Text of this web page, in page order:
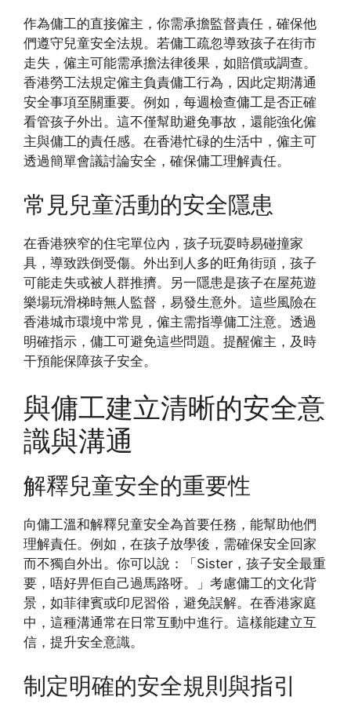
作為傭工的直接僱主，你需承擔監督責任，確保他
們遵守兒童安全法規。若傭工疏忽導致孩子在街市
走失，僱主可能需承擔法律後果，如賠償或調查。
香港勞工法規定僱主負責傭工行為，因此定期溝通
安全事項至關重要。例如，每週檢查傭工是否正確
看管孩子外出。這不僅幫助避免事故，還能強化僱
主與傭工的責任感。在香港忙碌的生活中，僱主可
透過簡單會議討論安全，確保傭工理解責任。
常見兒童活動的安全隱患
在香港狹窄的住宅單位內，孩子玩耍時易碰撞家
具，導致跌倒受傷。外出到人多的旺角街頭，孩子
可能走失或被人群推擠。另一隱患是孩子在屋苑遊
樂場玩滑梯時無人監督，易發生意外。這些風險在
香港城市環境中常見，僱主需指導傭工注意。透過
明確指示，傭工可避免這些問題。提醒僱主，及時
干預能保障孩子安全。
與傭工建立清晰的安全意
識與溝通
解釋兒童安全的重要性
向傭工溫和解釋兒童安全為首要任務，能幫助他們
理解責任。例如，在孩子放學後，需確保安全回家
而不獨自外出。你可以說：「Sister，孩子安全最重
要，唔好畀佢自己過馬路呀。」考慮傭工的文化背
景，如菲律賓或印尼習俗，避免誤解。在香港家庭
中，這種溝通常在日常互動中進行。這樣能建立互
信，提升安全意識。
制定明確的安全規則與指引